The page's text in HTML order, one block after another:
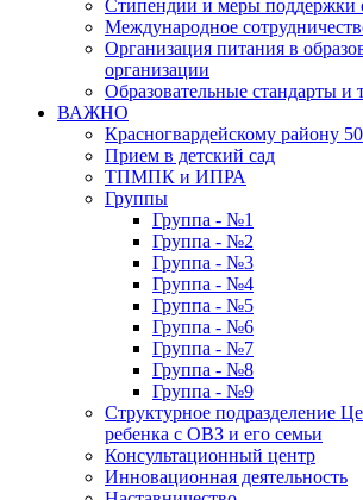
Стипендии и меры поддержки
Международное
Организация питания в
организации
Образовательные стандарты и
ВАЖНО
Красногвардейскому району
Прием в детский сад
ТПМПК и ИПРА
Группы
Группа - №1
Группа - №2
Группа - №3
Группа - №4
Группа - №5
Группа - №6
Группа - №7
Группа - №8
Группа - №9
Структурное подразделение
ребенка с ОВЗ и его семьи
Консультационный центр
Инновационная деятельность